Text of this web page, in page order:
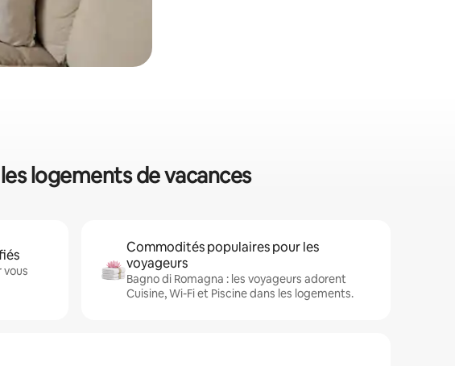
logements de vacances
vous
Commodités populaires pour les
voyageurs
Bagno di Romagna : les voyageurs adorent
Cuisine, Wi-Fi et Piscine dans les logements.